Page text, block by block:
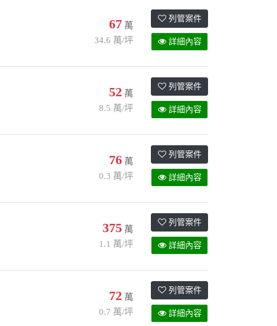
67 萬
34.6 萬/坪
列管案件
詳細內容
52 萬
8.5 萬/坪
列管案件
詳細內容
76 萬
0.3 萬/坪
列管案件
詳細內容
375 萬
1.1 萬/坪
列管案件
詳細內容
72 萬
0.7 萬/坪
列管案件
詳細內容